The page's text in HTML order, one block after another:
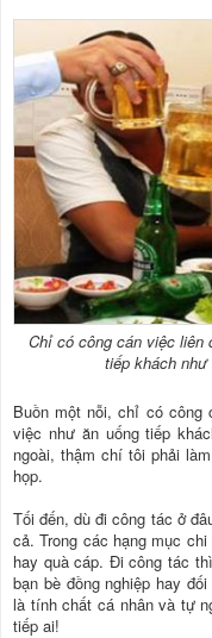
Chỉ có công cán việc liên
tiếp khách
Buồn một nỗi, chỉ có công
việc như ăn uống tiếp
ngoài, thậm chí tôi phải
họp.
Tối đến, dù đi công tác ở
cả. Trong các hạng mục
hay quà cáp. Đi công tác
bạn bè đồng nghiệp hay
là tính chất cá nhân và tự
tiếp ai!